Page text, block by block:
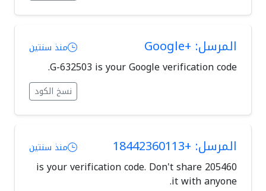
المرسل: +Google منذ سنتين
G-632503 is your Google verification code.
نسخ الكود
المرسل: +18442360113 منذ سنتين
205460 is your verification code. Don't share
it with anyone.